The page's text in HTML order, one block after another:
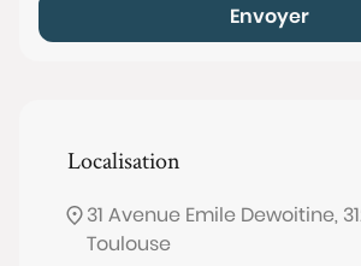
Envoyer
Localisation
31 Avenue Emile Dewoitine,
Toulouse